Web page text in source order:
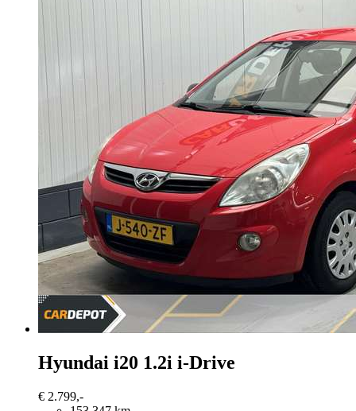
Hyundai i20 1.2i i-Drive
€ 2.799,-